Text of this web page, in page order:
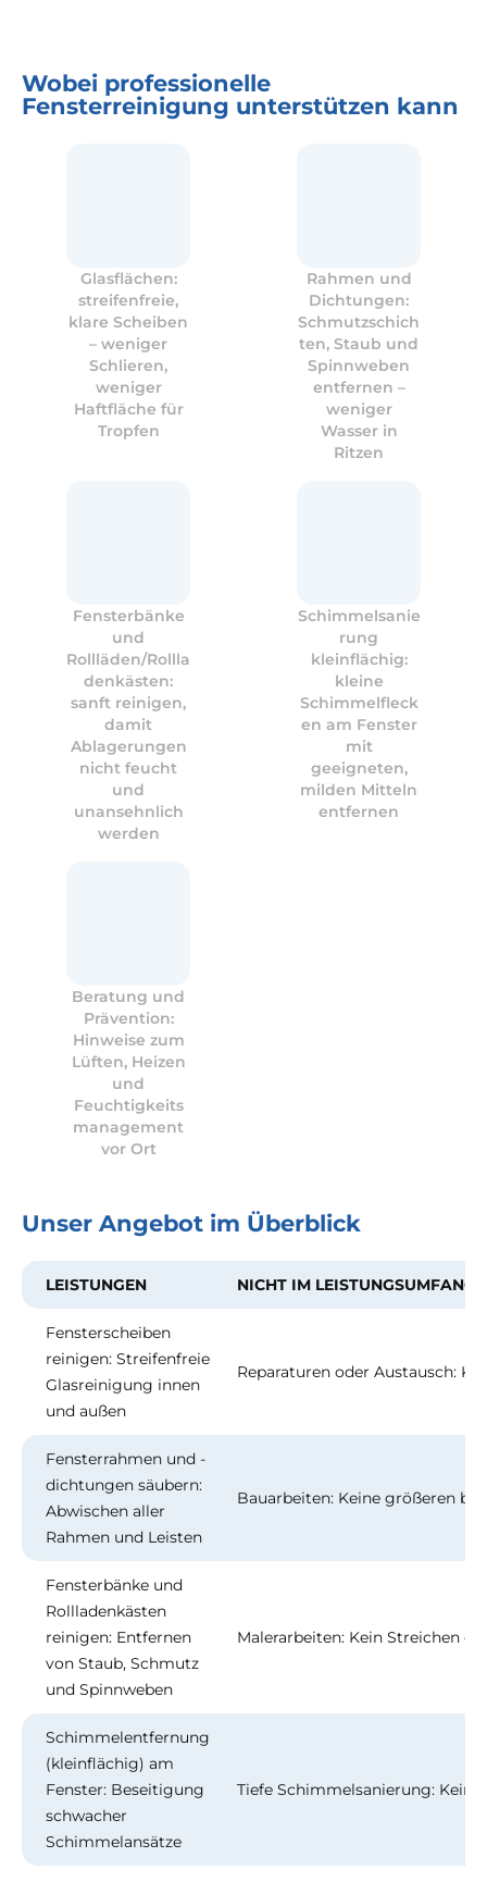
Wobei professionelle
Fensterreinigung unterstützen kann
Glasflächen:
streifenfreie,
klare Scheiben
– weniger
Schlieren,
weniger
Haftfläche für
Tropfen
Rahmen und
Dichtungen:
Schmutzschich
ten, Staub und
Spinnweben
entfernen –
weniger
Wasser in
Ritzen
Fensterbänke
und
Rollläden/Rollla
denkästen:
sanft reinigen,
damit
Ablagerungen
nicht feucht
und
unansehnlich
werden
Schimmelsanie
rung
kleinflächig:
kleine
Schimmelfleck
en am Fenster
mit
geeigneten,
milden Mitteln
entfernen
Beratung und
Prävention:
Hinweise zum
Lüften, Heizen
und
Feuchtigkeits
management
vor Ort
Unser Angebot im Überblick
LEISTUNGEN NICHT IM LEISTUNGSUMFANG
Fensterscheiben
reinigen: Streifenfreie
Glasreinigung innen
und außen
Reparaturen oder Austausch:
Fensterrahmen und -
dichtungen säubern:
Abwischen aller
Rahmen und Leisten
Bauarbeiten: Keine größeren
Fensterbänke und
Rollladenkästen
reinigen: Entfernen
von Staub, Schmutz
und Spinnweben
Malerarbeiten: Kein Streichen
Schimmelentfernung
(kleinflächig) am
Fenster: Beseitigung
schwacher
Schimmelansätze
Tiefe Schimmelsanierung: